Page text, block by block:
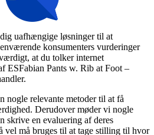
uafhængige løsninger til at
konsumenters vurderinger
at du tolker internet
ESFabian Pants w. Rib at Foot –
nogle relevante metoder til at få
Derudover møder vi nogle
skrive en evaluering af deres
vel må bruges til at tage stilling til hvor